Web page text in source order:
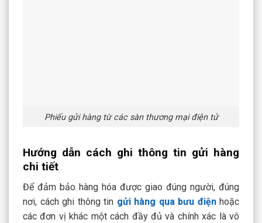
Phiếu gửi hàng từ các sàn thương mại điện tử
Hướng dẫn cách ghi thông tin gửi hàng
chi tiết
Để đảm bảo hàng hóa được giao đúng người, đúng
nơi, cách ghi thông tin gửi hàng qua bưu điệnhoặc
các đơn vị khác một cách đầy đủ và chính xác là vô